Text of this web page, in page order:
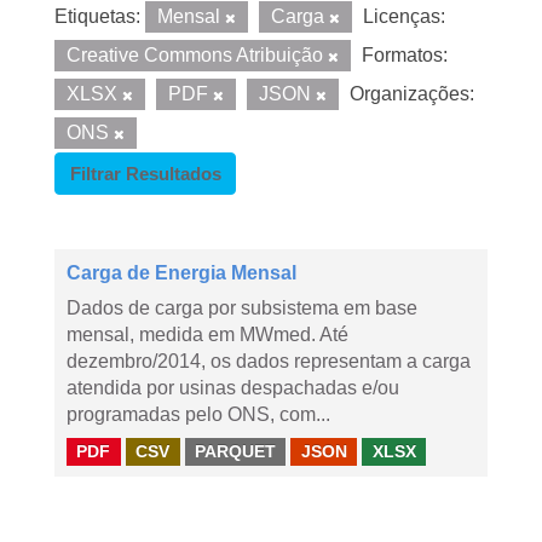
Etiquetas: Mensal Carga
Licenças:
Creative Commons Atribuição
Formatos:
XLSX
PDF JSON
Organizações:
ONS
Filtrar Resultados
Carga de Energia Mensal
Dados de carga por subsistema em base
mensal, medida em MWmed. Até
dezembro/2014, os dados representam a carga
atendida por usinas despachadas e/ou
programadas pelo ONS, com...
PDF CSV PARQUET JSON XLSX